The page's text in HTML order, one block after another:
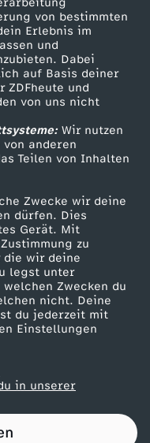
von bestimmten
Erlebnis im
und
Dabei
auf Basis deiner
ZDFheute und
von uns nicht
Wir nutzen
anderen
Teilen von Inhalten
Zwecke wir deine
dürfen. Dies
Gerät. Mit
zu
die wir deine
legst unter
Zwecken du
nicht. Deine
du jederzeit mit
Einstellungen
in unserer